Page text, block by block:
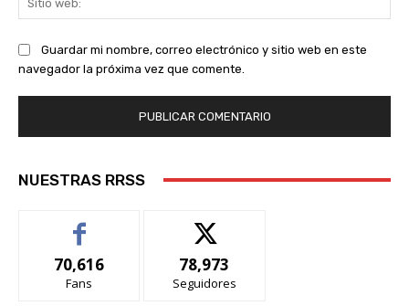
Guardar mi nombre, correo electrónico y sitio web en este
navegador la próxima vez que comente.
NUESTRAS RRSS
70,616
Fans
78,973
Seguidores